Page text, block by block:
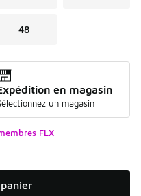
48
en magasin
un magasin
FLX